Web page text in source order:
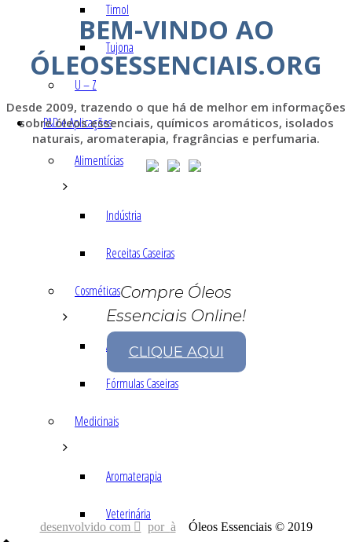
Timol
Tujona
U – Z
P&D e Aplicações
Alimentícias
Indústria
Receitas Caseiras
Cosméticas
Aromaterapia
Fórmulas Caseiras
Medicinais
Aromaterapia
Veterinária
BEM-VINDO AO
ÓLEOSESSENCIAIS.ORG
Desde 2009, trazendo o que há de melhor em informações
sobre óleos essenciais, químicos aromáticos, isolados
naturais, aromaterapia, fragrâncias e perfumaria.
Compre Óleos
Essenciais Online!
CLIQUE AQUI
desenvolvido com por Óleos Essenciais © 2019